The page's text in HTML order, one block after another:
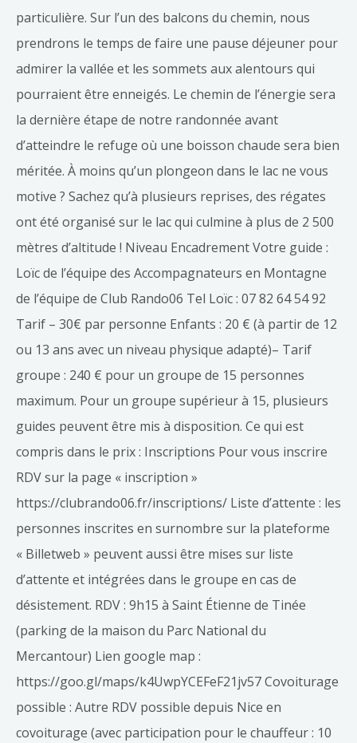
particulière. Sur l’un des balcons du chemin, nous
prendrons le temps de faire une pause déjeuner pour
admirer la vallée et les sommets aux alentours qui
pourraient être enneigés. Le chemin de l’énergie sera
la dernière étape de notre randonnée avant
d’atteindre le refuge où une boisson chaude sera bien
méritée. À moins qu’un plongeon dans le lac ne vous
motive ? Sachez qu’à plusieurs reprises, des régates
ont été organisé sur le lac qui culmine à plus de 2 500
mètres d’altitude ! Niveau Encadrement Votre guide :
Loïc de l’équipe des Accompagnateurs en Montagne
de l’équipe de Club Rando06 Tel Loïc : 07 82 64 54 92
Tarif – 30€ par personne Enfants : 20 € (à partir de 12
ou 13 ans avec un niveau physique adapté)– Tarif
groupe : 240 € pour un groupe de 15 personnes
maximum. Pour un groupe supérieur à 15, plusieurs
guides peuvent être mis à disposition. Ce qui est
compris dans le prix : Inscriptions Pour vous inscrire
RDV sur la page « inscription »
https://clubrando06.fr/inscriptions/ Liste d’attente : les
personnes inscrites en surnombre sur la plateforme
« Billetweb » peuvent aussi être mises sur liste
d’attente et intégrées dans le groupe en cas de
désistement. RDV : 9h15 à Saint Étienne de Tinée
(parking de la maison du Parc National du
Mercantour) Lien google map :
https://goo.gl/maps/k4UwpYCEFeF21jv57 Covoiturage
possible : Autre RDV possible depuis Nice en
covoiturage (avec participation pour le chauffeur : 10